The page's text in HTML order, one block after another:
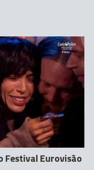
Festival Eurovisão